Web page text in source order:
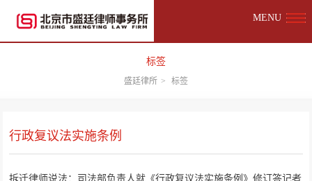
MENU
标签
盛廷律所 > 标签
行政复议法实施条例
拆迁律师说法：司法部负责人就《行政复议法实施条例》修订答记者